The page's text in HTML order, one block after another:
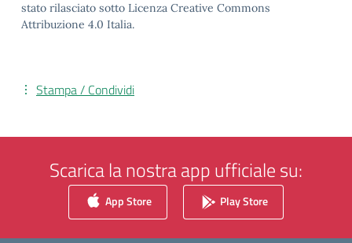
stato rilasciato sotto Licenza Creative Commons
Attribuzione 4.0 Italia.
Stampa / Condividi
Scarica la nostra app ufficiale su:
App Store Play Store